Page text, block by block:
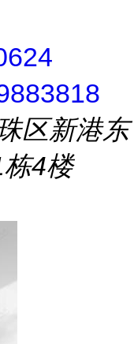
区新港东
4楼